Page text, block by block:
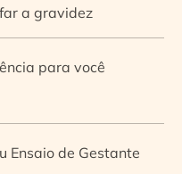
a gravidez
para você
Ensaio de Gestante